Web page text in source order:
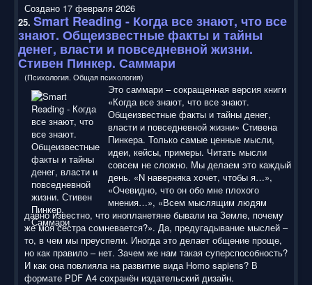
Создано 17 февраля 2026
25. Smart Reading - Когда все знают, что все
знают. Общеизвестные факты и тайны
денег, власти и повседневной жизни.
Стивен Пинкер. Саммари
(Психология. Общая психология)
Это саммари – сокращенная версия книги
«Когда все знают, что все знают.
Общеизвестные факты и тайны денег,
власти и повседневной жизни» Стивена
Пинкера. Только самые ценные мысли,
идеи, кейсы, примеры. Читать мысли
совсем не сложно. Мы делаем это каждый
день. «N наверняка хочет, чтобы я…»,
«Очевидно, что он обо мне плохого
мнения…», «Всем мыслящим людям
давно известно, что инопланетяне бывали на Земле, почему
же моя сестра сомневается?». Да, предугадывание мыслей –
то, в чем мы преуспели. Иногда это делает общение проще,
но как правило – нет. Зачем же нам такая суперспособность?
И как она повлияла на развитие вида Homo sapiens? В
формате PDF A4 сохранён издательский дизайн.